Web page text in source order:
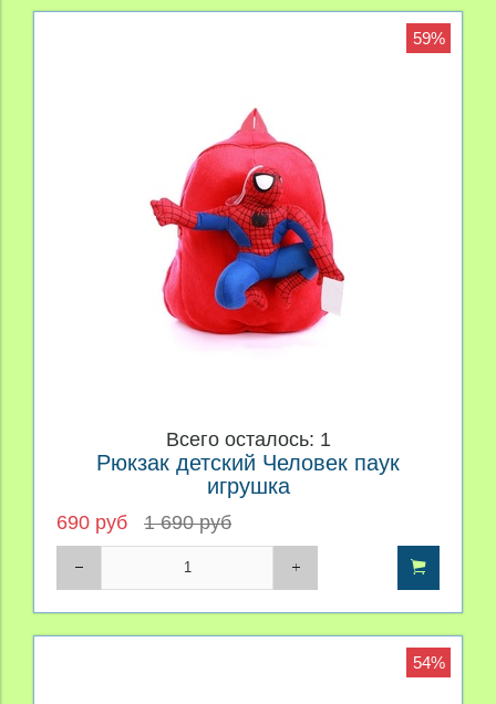
59%
Всего осталось: 1
Рюкзак детский Человек паук
игрушка
690 руб 1 690 руб
54%